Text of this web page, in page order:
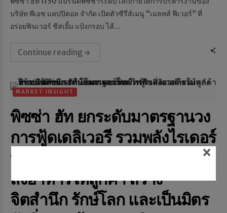
บริษัท พีเอช แคปปิตอล จำกัด เปิดตัวซีรี่ส์เมนู “เมลทส์ ฟีเวอร์” ที่
อร่อยฟินเวอร์ ชีสเยิ้ม แป้งกรอบ ไส้...
Continue reading
MARKET INSIGHT
พิซซ่า ฮัท ยกระดับมาตรฐานวง
การฟู้ดเดลิเวอรี รวมพลังไรเดอร์
พิซซ่า ฮัท ใช้มอเตอร์ไซค์ไฟฟ้า
ส่งอาหารให้ลูกค้า สร้าง
จิตสำนึก รักษ์โลก และเป็นมิตร
×